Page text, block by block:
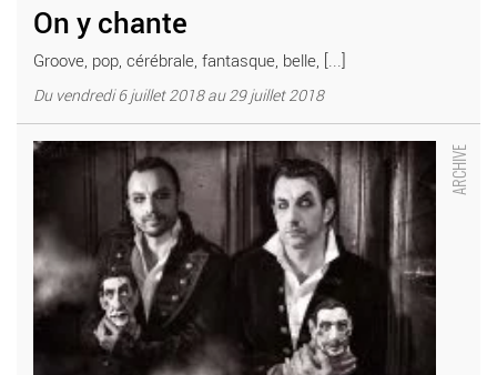
On y chante
Groove, pop, cérébrale, fantasque, belle, [...]
Du vendredi 6 juillet 2018 au 29 juillet 2018
/ 2018 Avignon Avignon Off. Théâtre Le Chien qui fume